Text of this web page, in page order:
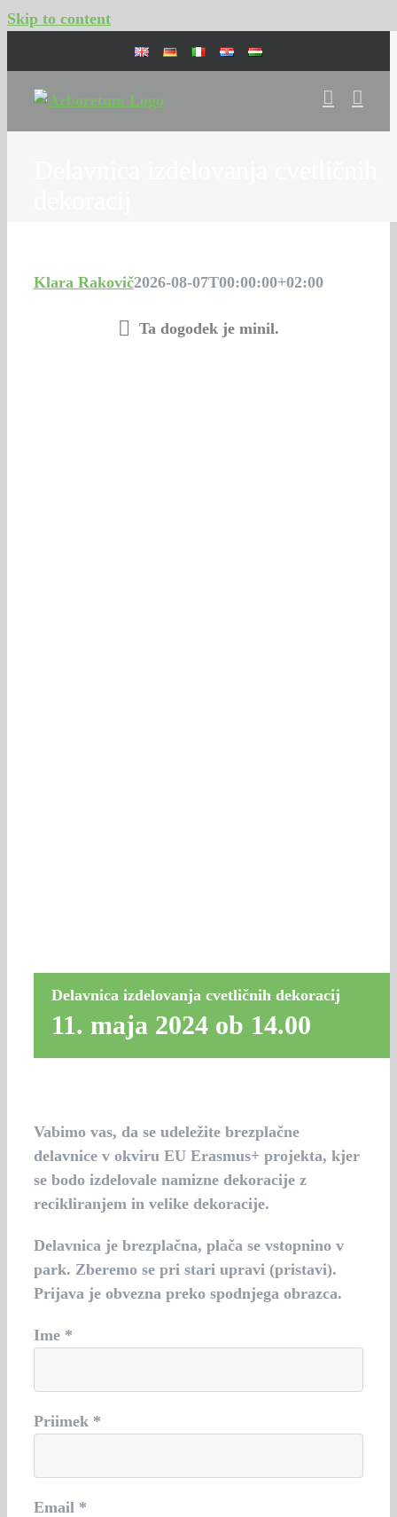
Skip to content
Klara Rakovič2026-08-07T00:00:00+02:00
Ta dogodek je minil.
Delavnica izdelovanja cvetličnih dekoracij
11. maja 2024 ob 14.00
Vabimo vas, da se udeležite brezplačne
delavnice v okviru EU Erasmus+ projekta, kjer
se bodo izdelovale namizne dekoracije z
recikliranjem in velike dekoracije.
Delavnica je brezplačna, plača se vstopnino v
park. Zberemo se pri stari upravi (pristavi).
Prijava je obvezna preko spodnjega obrazca.
Ime *
Priimek *
Email *